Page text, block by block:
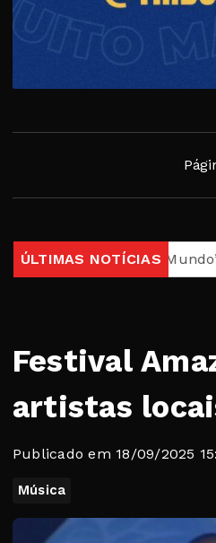
ÚLTIMAS NOTÍCIAS
Mundo” no “Tribuna
Festival
artistas
Publicado em 18/09/2025
Música